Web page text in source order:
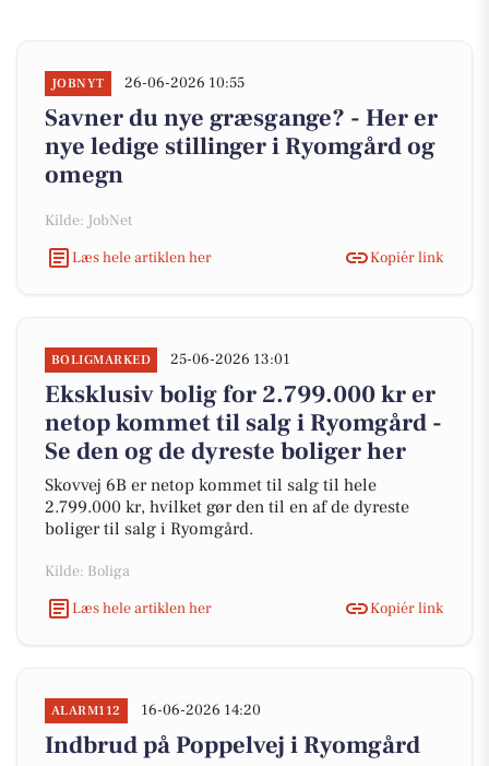
JOBNYT 26-06-2026 10:55
Savner du nye græsgange? - Her er
nye ledige stillinger i Ryomgård og
omegn
Kilde: JobNet
Læs hele artiklen her
Kopiér link
BOLIGMARKED 25-06-2026 13:01
Eksklusiv bolig for 2.799.000 kr er
netop kommet til salg i Ryomgård -
Se den og de dyreste boliger her
Skovvej 6B er netop kommet til salg til hele
2.799.000 kr, hvilket gør den til en af de dyreste
boliger til salg i Ryomgård.
Kilde: Boliga
Læs hele artiklen her
Kopiér link
ALARM112 16-06-2026 14:20
Indbrud på Poppelvej i Ryomgård